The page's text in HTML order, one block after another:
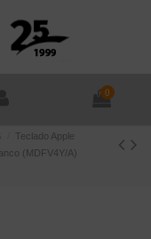
0
Teclado Apple
(MDFV4Y/A)